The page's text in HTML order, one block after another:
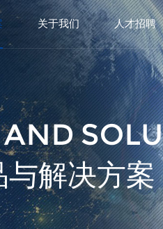
关于我们 人才招聘
与解决方案